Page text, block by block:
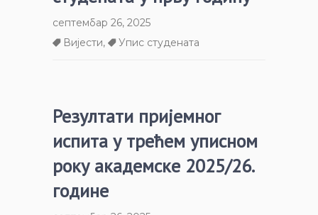
септембар 26, 2025
Вијести, Упис студената
Резултати пријемног
испита у трећем уписном
року академске 2025/26.
године